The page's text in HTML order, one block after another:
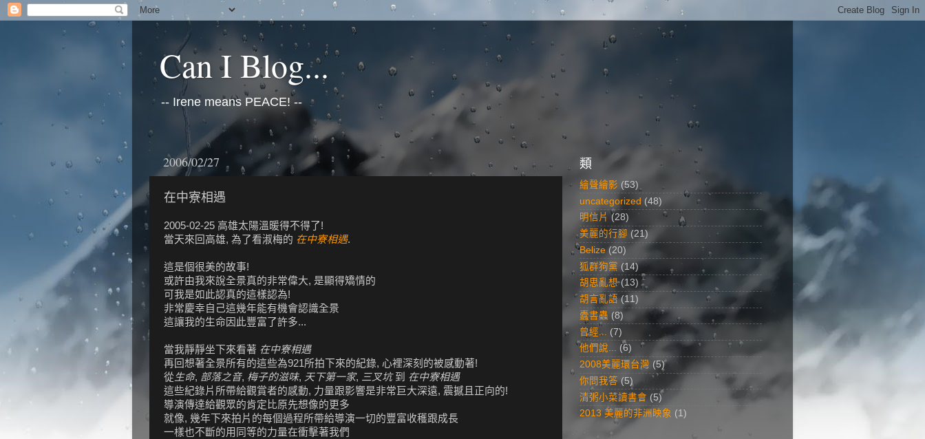
Can I Blog...
-- Irene means PEACE! --
2006/02/27
在中寮相遇
2005-02-25 高雄太陽溫暖得不得了!
當天來回高雄, 為了看淑梅的 在中寮相遇.
這是個很美的故事!
或許由我來說全景真的非常偉大, 是顯得矯情的
可我是如此認真的這樣認為!
非常慶幸自己這幾年能有機會認識全景
這讓我的生命因此豐富了許多...
當我靜靜坐下來看著 在中寮相遇
再回想著全景所有的這些為921所拍下來的紀錄, 心裡深刻的被感動著!
從生命, 部落之音, 梅子的滋味, 天下第一家, 三叉坑到 在中寮相遇
這些紀錄片所帶給觀賞者的感動, 力量跟影響是非常巨大深遠, 震撼且正向的!
導演傳達給觀眾的肯定比原先想像的更多
就像, 幾年下來拍片的每個過程所帶給導演一切的豐富收穫跟成長
一樣也不斷的用同等的力量在衝擊著我們
類
繪聲繪影 (53)
uncategorized (48)
明信片 (28)
美麗的行腳 (21)
Belize (20)
狐群狗黨 (14)
胡思亂想 (13)
胡言亂語 (11)
蠹書蟲 (8)
曾經...
(7)
他們說... (6)
2008美麗環台灣 (5)
你問我答 (5)
清粥小菜讀書會 (5)
2013 美麗的非洲映象 (1)